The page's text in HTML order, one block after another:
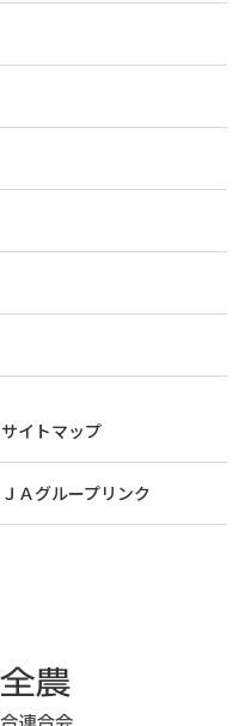
サイトマップ
ＪＡグループリンク